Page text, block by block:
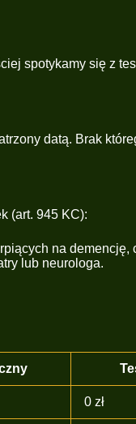
spotykamy się z
datą. Brak
(art. 945 KC):
na
lub neurologa.
0 zł